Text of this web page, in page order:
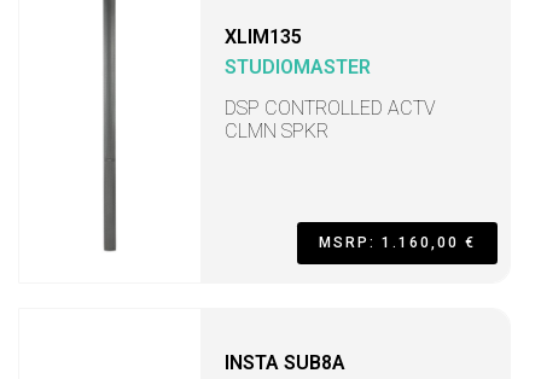
XLIM135
STUDIOMASTER
DSP CONTROLLED ACTV
CLMN SPKR
MSRP: 1.160,00 €
INSTA SUB8A